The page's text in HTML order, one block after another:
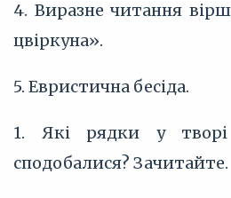
4. Виразне читання
цвіркуна».
5. Евристична бесіда.
1. Які рядки у
сподобалися? Зачитайте.